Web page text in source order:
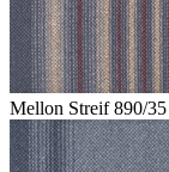
Mellon Streif 890/35